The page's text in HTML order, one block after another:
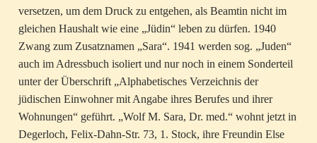
versetzen, um dem Druck zu entgehen, als Beamtin nicht im
gleichen Haushalt wie eine „Jüdin“ leben zu dürfen. 1940
Zwang zum Zusatznamen „Sara“. 1941 werden sog. „Juden“
auch im Adressbuch isoliert und nur noch in einem Sonderteil
unter der Überschrift „Alphabetisches Verzeichnis der
jüdischen Einwohner mit Angabe ihres Berufes und ihrer
Wohnungen“ geführt. „Wolf M. Sara, Dr. med.“ wohnt jetzt in
Degerloch, Felix-Dahn-Str. 73, 1. Stock, ihre Freundin Else